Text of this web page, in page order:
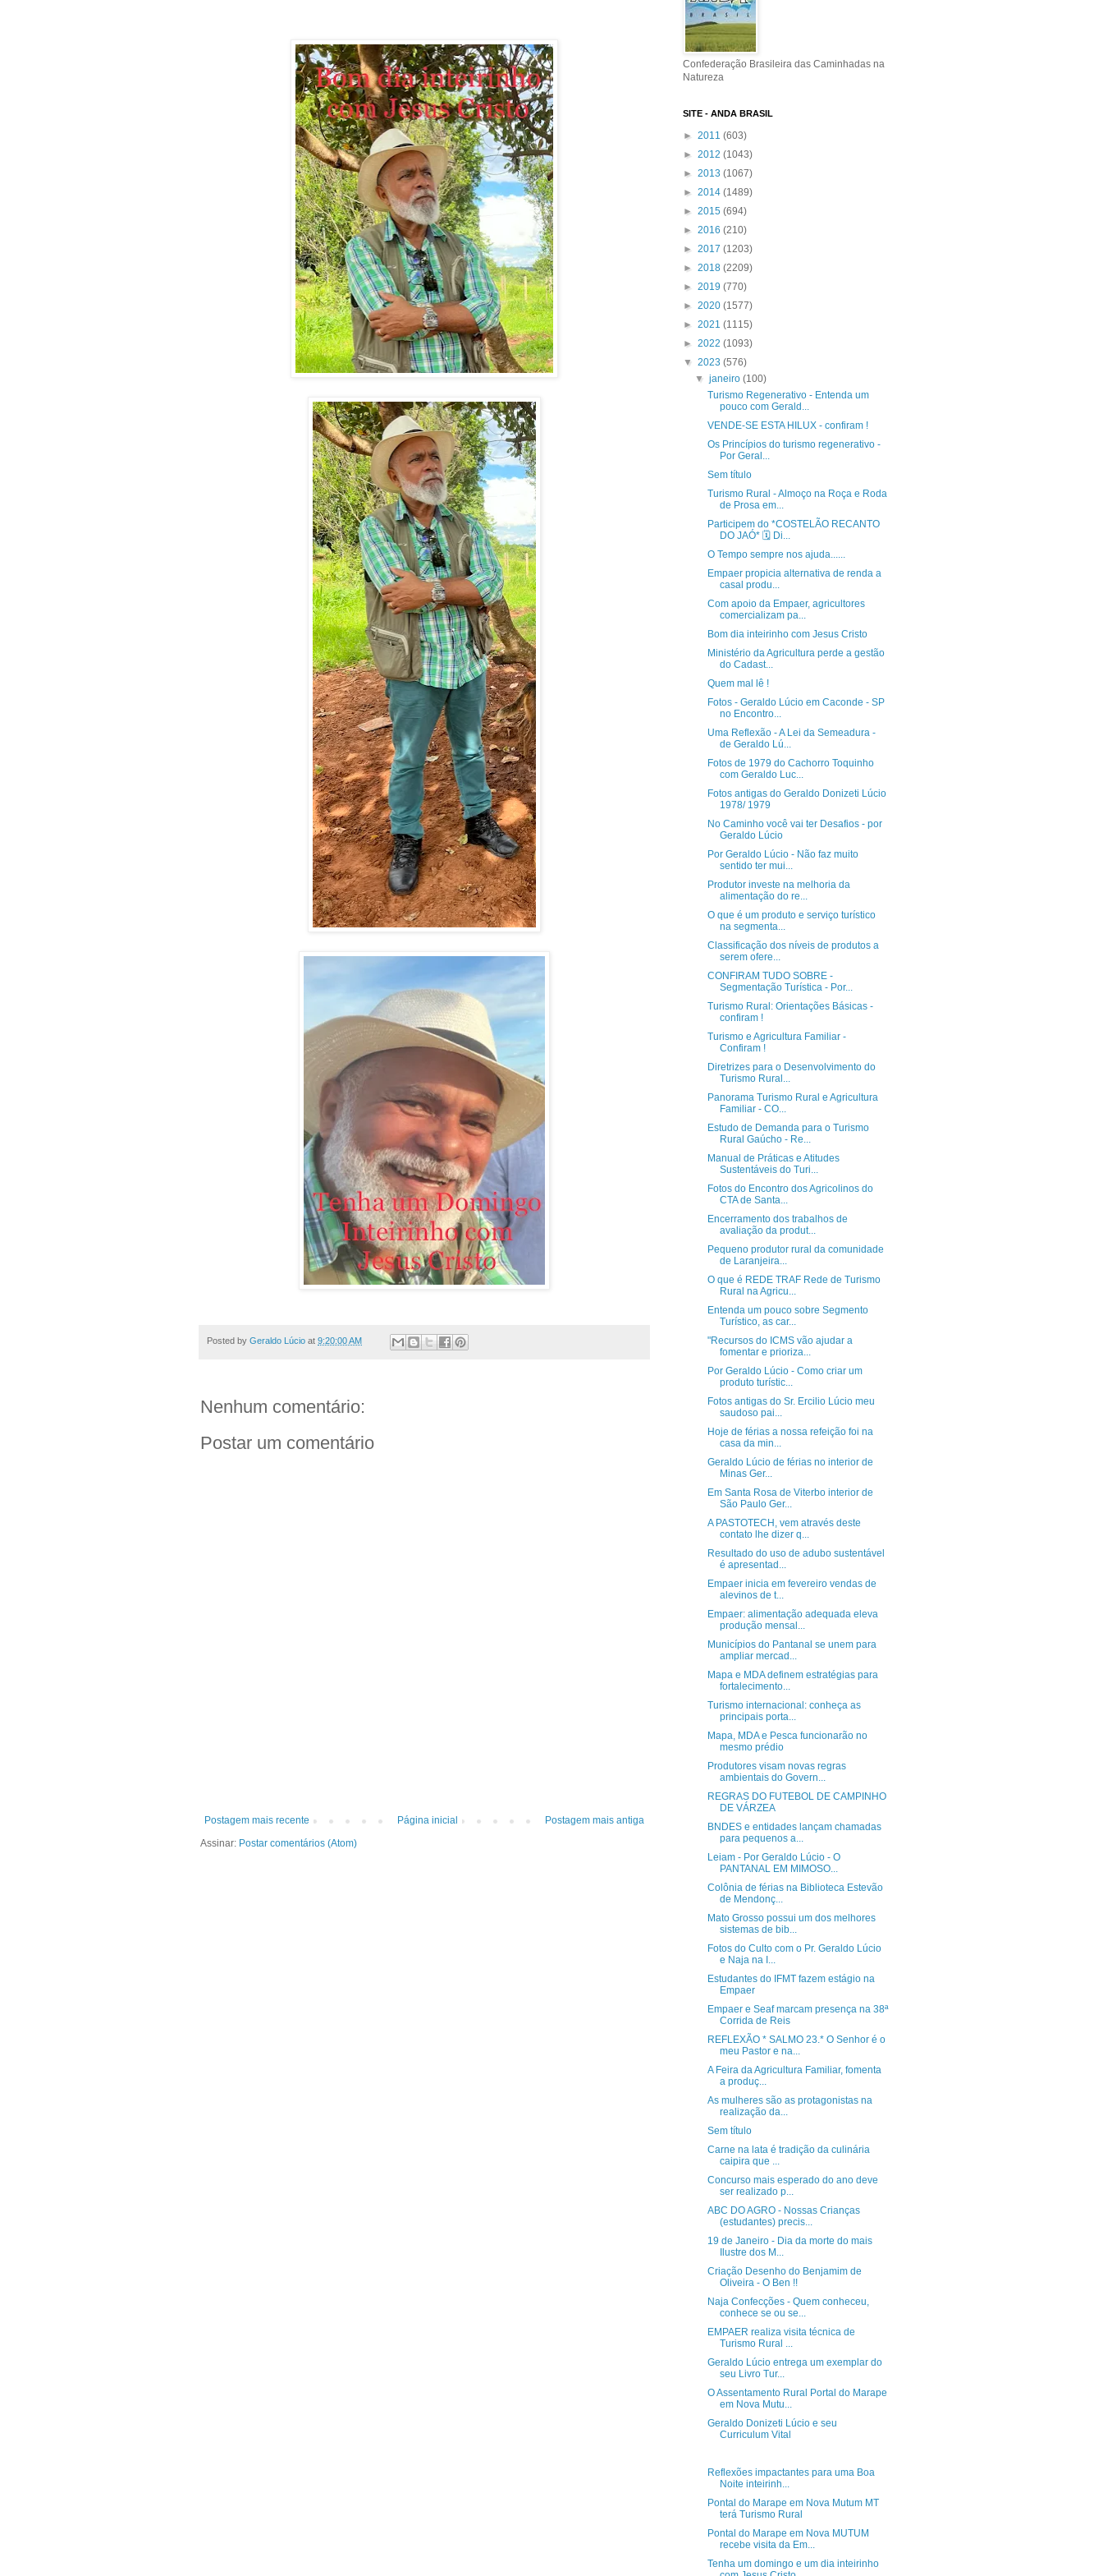
Posted by Geraldo Lúcio at 9:20:00 AM
Nenhum comentário:
Postar um comentário
Postagem mais recente Postagem mais antiga
Página inicial
Assinar: Postar comentários (Atom)
Confederação Brasileira das Caminhadas na
Natureza
SITE - ANDA BRASIL
► 2011 (603)
► 2012 (1043)
► 2013 (1067)
► 2014 (1489)
► 2015 (694)
► 2016 (210)
► 2017 (1203)
► 2018 (2209)
► 2019 (770)
► 2020 (1577)
► 2021 (1115)
► 2022 (1093)
▼ 2023 (576)
▼janeiro(100)
Turismo Regenerativo - Entenda um
pouco com Gerald...
VENDE-SE ESTA HILUX - confiram !
Os Princípios do turismo regenerativo -
Por Geral...
Sem título
Turismo Rural - Almoço na Roça e Roda
de Prosa em...
Participem do *COSTELÃO RECANTO
DO JAÓ* 🗓️ Di...
O Tempo sempre nos ajuda......
Empaer propicia alternativa de renda a
casal produ...
Com apoio da Empaer, agricultores
comercializam pa...
Bom dia inteirinho com Jesus Cristo
Ministério da Agricultura perde a gestão
do Cadast...
Quem mal lê !
Fotos - Geraldo Lúcio em Caconde - SP
no Encontro...
Uma Reflexão - A Lei da Semeadura -
de Geraldo Lú...
Fotos de 1979 do Cachorro Toquinho
com Geraldo Luc...
Fotos antigas do Geraldo Donizeti Lúcio
1978/ 1979
No Caminho você vai ter Desafios - por
Geraldo Lúcio
Por Geraldo Lúcio - Não faz muito
sentido ter mui...
Produtor investe na melhoria da
alimentação do re...
O que é um produto e serviço turístico
na segmenta...
Classificação dos níveis de produtos a
serem ofere...
CONFIRAM TUDO SOBRE -
Segmentação Turística - Por...
Turismo Rural: Orientações Básicas -
confiram !
Turismo e Agricultura Familiar -
Confiram !
Diretrizes para o Desenvolvimento do
Turismo Rural...
Panorama Turismo Rural e Agricultura
Familiar - CO...
Estudo de Demanda para o Turismo
Rural Gaúcho - Re...
Manual de Práticas e Atitudes
Sustentáveis do Turi...
Fotos do Encontro dos Agricolinos do
CTA de Santa...
Encerramento dos trabalhos de
avaliação da produt...
Pequeno produtor rural da comunidade
de Laranjeira...
O que é REDE TRAF Rede de Turismo
Rural na Agricu...
Entenda um pouco sobre Segmento
Turístico, as car...
"Recursos do ICMS vão ajudar a
fomentar e prioriza...
Por Geraldo Lúcio - Como criar um
produto turístic...
Fotos antigas do Sr. Ercilio Lúcio meu
saudoso pai...
Hoje de férias a nossa refeição foi na
casa da min...
Geraldo Lúcio de férias no interior de
Minas Ger...
Em Santa Rosa de Viterbo interior de
São Paulo Ger...
A PASTOTECH, vem através deste
contato lhe dizer q...
Resultado do uso de adubo sustentável
é apresentad...
Empaer inicia em fevereiro vendas de
alevinos de t...
Empaer: alimentação adequada eleva
produção mensal...
Municípios do Pantanal se unem para
ampliar mercad...
Mapa e MDA definem estratégias para
fortalecimento...
Turismo internacional: conheça as
principais porta...
Mapa, MDA e Pesca funcionarão no
mesmo prédio
Produtores visam novas regras
ambientais do Govern...
REGRAS DO FUTEBOL DE CAMPINHO
DE VÁRZEA
BNDES e entidades lançam chamadas
para pequenos a...
Leiam - Por Geraldo Lúcio - O
PANTANAL EM MIMOSO...
Colônia de férias na Biblioteca Estevão
de Mendonç...
Mato Grosso possui um dos melhores
sistemas de bib...
Fotos do Culto com o Pr. Geraldo Lúcio
e Naja na I...
Estudantes do IFMT fazem estágio na
Empaer
Empaer e Seaf marcam presença na 38ª
Corrida de Reis
REFLEXÃO * SALMO 23.* O Senhor é o
meu Pastor e na...
A Feira da Agricultura Familiar, fomenta
a produç...
As mulheres são as protagonistas na
realização da...
Sem título
Carne na lata é tradição da culinária
caipira que ...
Concurso mais esperado do ano deve
ser realizado p...
ABC DO AGRO - Nossas Crianças
(estudantes) precis...
19 de Janeiro - Dia da morte do mais
Ilustre dos M...
Criação Desenho do Benjamim de
Oliveira - O Ben !!
Naja Confecções - Quem conheceu,
conhece se ou se...
EMPAER realiza visita técnica de
Turismo Rural ...
Geraldo Lúcio entrega um exemplar do
seu Livro Tur...
O Assentamento Rural Portal do Marape
em Nova Mutu...
Geraldo Donizeti Lúcio e seu
Curriculum Vital
Reflexões impactantes para uma Boa
Noite inteirinh...
Pontal do Marape em Nova Mutum MT
terá Turismo Rural
Pontal do Marape em Nova MUTUM
recebe visita da Em...
Tenha um domingo e um dia inteirinho